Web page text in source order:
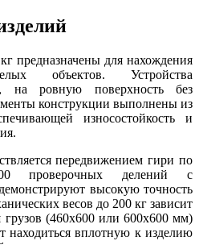
предназначены для нахождения
объектов. Устройства
на ровную поверхность без
конструкции выполнены из
износостойкость и
передвижением гири по
проверочных делений с
высокую точность
весов до 200 кг зависит
(460х600 или 600х600 мм)
находиться вплотную к изделию